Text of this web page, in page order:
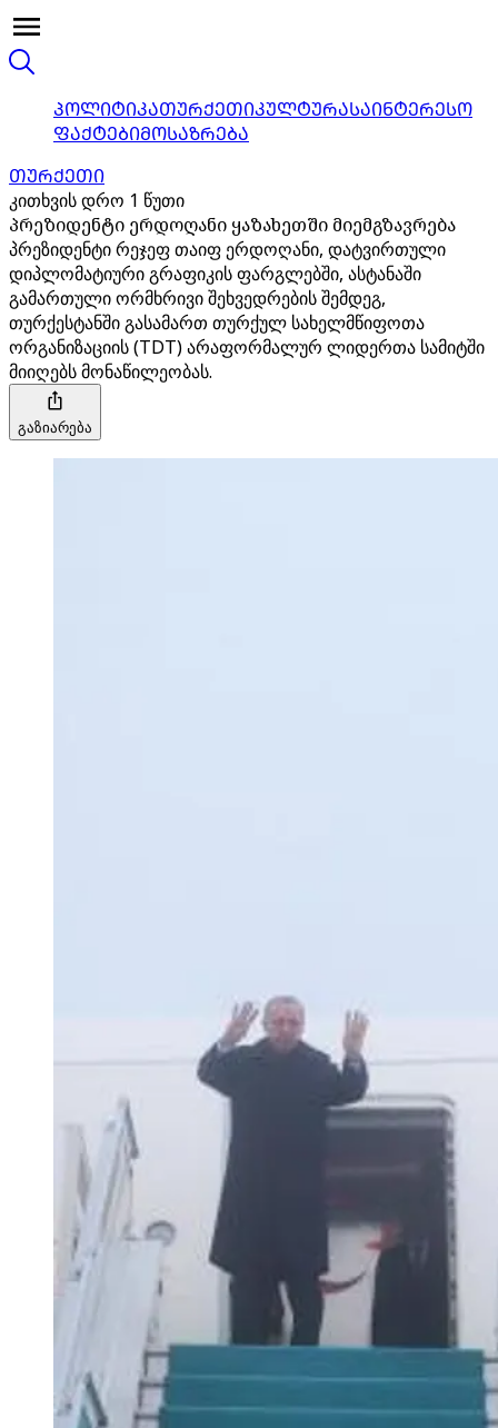
ᲞᲝᲚᲘᲢᲘᲙᲐᲗᲣᲠᲥᲔᲗᲘᲙᲣᲚᲢᲣᲠᲐᲡᲐᲘᲜᲢᲔᲠᲔᲡᲝ
ᲤᲐᲥᲢᲔᲑᲘᲛᲝᲡᲐᲖᲠᲔᲑᲐ
ᲗᲣᲠᲥᲔᲗᲘ
კითხვის დრო 1 წუთი
პრეზიდენტი ერდოღანი ყაზახეთში მიემგზავრება
პრეზიდენტი რეჯეფ თაიფ ერდოღანი, დატვირთული
დიპლომატიური გრაფიკის ფარგლებში, ასტანაში
გამართული ორმხრივი შეხვედრების შემდეგ,
თურქესტანში გასამართ თურქულ სახელმწიფოთა
ორგანიზაციის (TDT) არაფორმალურ ლიდერთა სამიტში
მიიღებს მონაწილეობას.
გაზიარება